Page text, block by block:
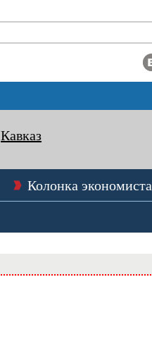
Кавказ
Колонка экономиста